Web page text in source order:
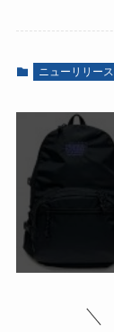
ニューリリース